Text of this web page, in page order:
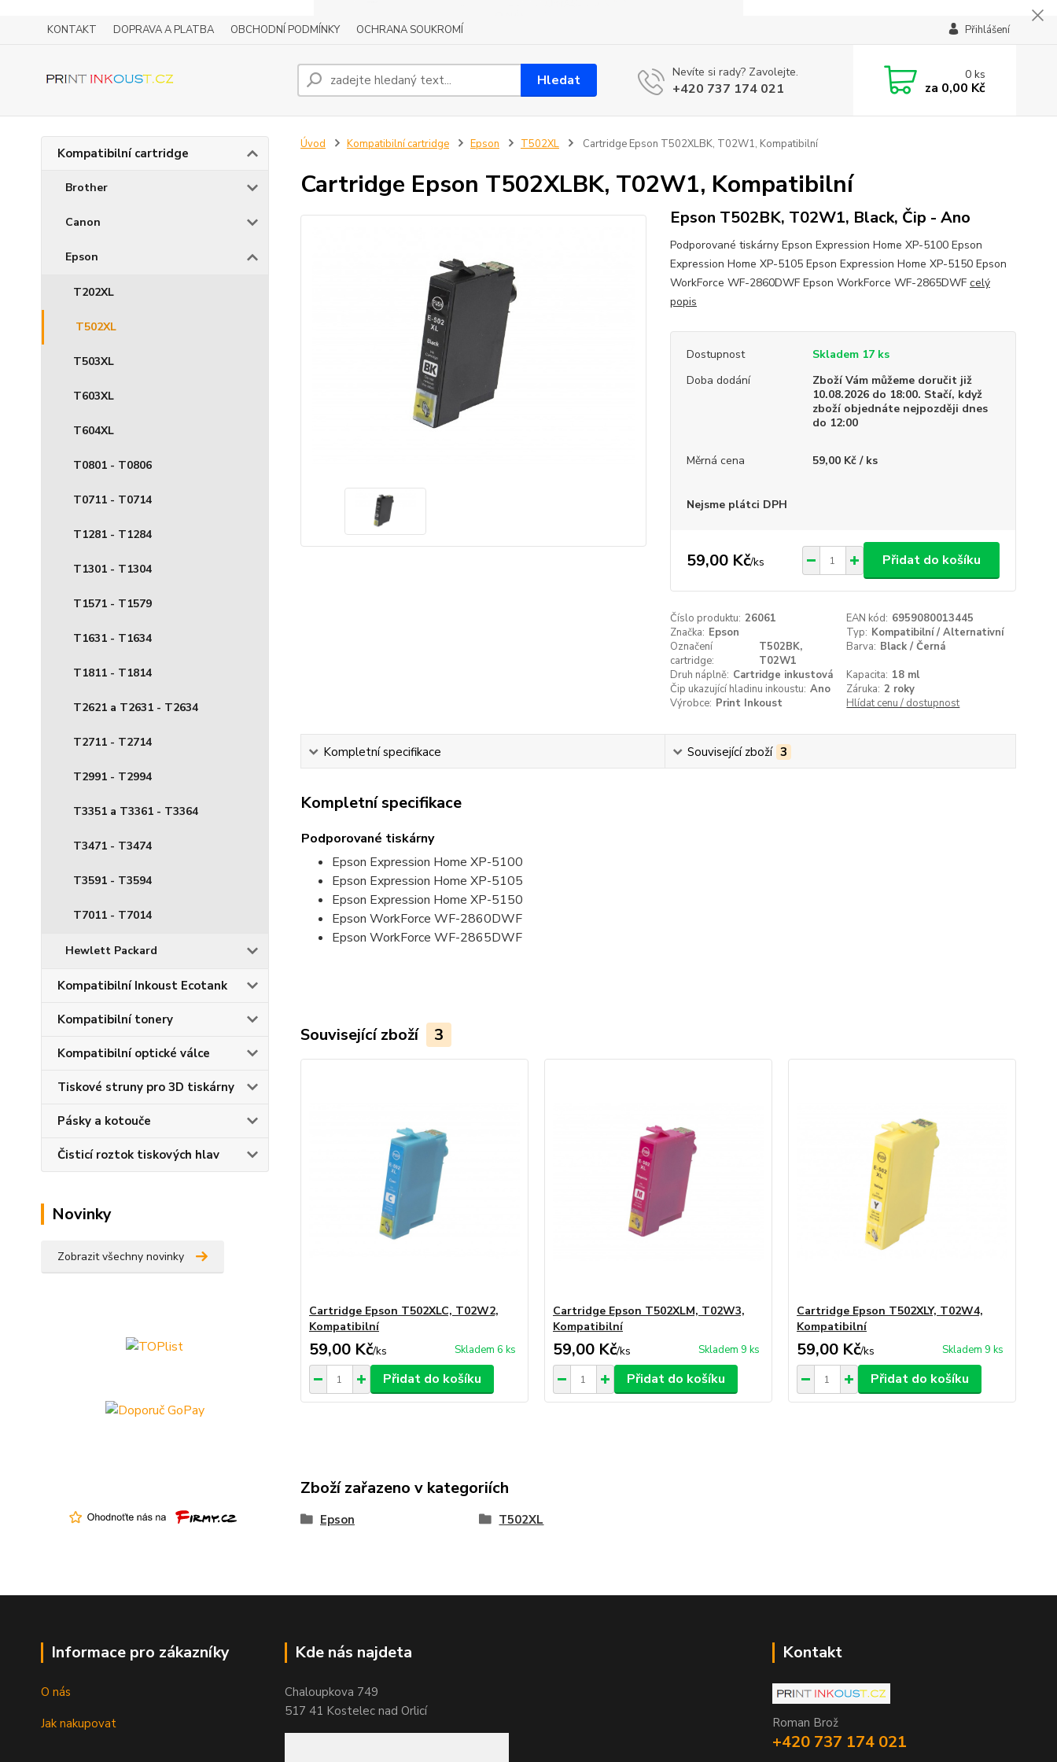
KONTAKT DOPRAVA A PLATBA OBCHODNÍ PODMÍNKY OCHRANA SOUKROMÍ Přihlášení
Hledat Nevíte si rady? Zavolejte.
+420 737 174 021
0ks
za 0,00 Kč
Kompatibilní cartridge
Brother
Canon
Epson
T202XL
T502XL
T503XL
T603XL
T604XL
T0801 - T0806
T0711 - T0714
T1281 - T1284
T1301 - T1304
T1571 - T1579
T1631 - T1634
T1811 - T1814
T2621 a T2631 - T2634
T2711 - T2714
T2991 - T2994
T3351 a T3361 - T3364
T3471 - T3474
T3591 - T3594
T7011 - T7014
Hewlett Packard
Kompatibilní Inkoust Ecotank
Kompatibilní tonery
Kompatibilní optické válce
Tiskové struny pro 3D tiskárny
Pásky a kotouče
Čisticí roztok tiskových hlav
Novinky
Zobrazit všechny novinky
Úvod Kompatibilní cartridge Epson T502XL Cartridge Epson T502XLBK, T02W1, Kompatibilní
Cartridge Epson T502XLBK, T02W1, Kompatibilní
Epson T502BK, T02W1, Black, Čip - Ano
Podporované tiskárny Epson Expression Home XP-5100 Epson
Expression Home XP-5105 Epson Expression Home XP-5150 Epson
WorkForce WF-2860DWF Epson WorkForce WF-2865DWF celý
popis
Dostupnost
Skladem 17 ks
Doba dodání
Zboží Vám můžeme doručit již
10.08.2026 do 18:00. Stačí, když
zboží objednáte nejpozději dnes
do 12:00
Měrná cena 59,00 Kč / ks
Nejsme plátci DPH
59,00 Kč/ks Přidat do košíku
Číslo produktu: 26061 EAN kód: 6959080013445
Značka: Epson Typ: Kompatibilní / Alternativní
Označení
cartridge:
T502BK,
T02W1
Barva: Black / Černá
Druh náplně: Cartridge inkustová Kapacita: 18 ml
Čip ukazující hladinu inkoustu: Ano Záruka: 2 roky
Výrobce: Print Inkoust Hlídat cenu / dostupnost
Kompletní specifikace Související zboží 3
Kompletní specifikace
Podporované tiskárny
Epson Expression Home XP-5100
Epson Expression Home XP-5105
Epson Expression Home XP-5150
Epson WorkForce WF-2860DWF
Epson WorkForce WF-2865DWF
Související zboží 3
Cartridge Epson T502XLC, T02W2,
Kompatibilní
59,00 Kč/ks Skladem 6 ks
Přidat do košíku
Cartridge Epson T502XLM, T02W3,
Kompatibilní
59,00 Kč/ks Skladem 9 ks
Přidat do košíku
Cartridge Epson T502XLY, T02W4,
Kompatibilní
59,00 Kč/ks Skladem 9 ks
Přidat do košíku
Zboží zařazeno v kategoriích
Epson T502XL
Informace pro zákazníky
O nás
Jak nakupovat
Kde nás najdeta
Chaloupkova 749
517 41 Kostelec nad Orlicí
Kontakt
Roman Brož
+420 737 174 021